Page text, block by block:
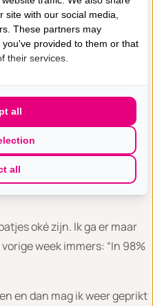
een ronddraaiend mesje
opgezogen. Achteraf
verdoving kan. Ook
in het gebied van de
mijn borst afgeplakt
ik bevrijd uit de klem.
vorm te hebben, door
doorstaan van het
oké zijn. Ik ga er maar
week immers: “In 98%
en dan mag ik weer geprikt
with our social media,
These partners may
provided to them or that
their services.
all
all